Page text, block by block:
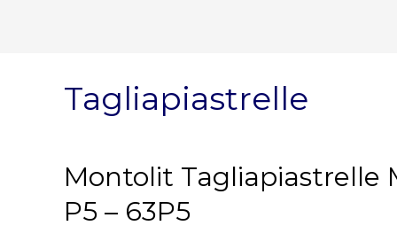
Tagliapiastrelle
Montolit Tagliapiastrelle
P5 – 63P5